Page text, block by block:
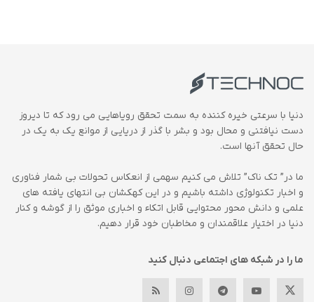
دنیا با سرعتی خیره کننده به سمت تحقق رویاهایی می رود که تا دیروز
دست نیافتنی و محال بود و بشر با گذر از دریایی از موانع یک به یک در
حال تحقق آنها است.
ما در” تک ناک” تلاش می کنیم سهمی از انعکاس تحولات بی شمار فناوری
و اخبار تکنولوژی داشته باشیم و در این کهکشان بی انتهای یافته های
علمی و دانش محور محتوایی قابل اتکاء و اخباری موثق را از گوشه و کنار
دنیا در اختیار علاقمندان و مخاطبان خود قرار دهیم.
ما را در شبکه های اجتماعی دنبال کنید